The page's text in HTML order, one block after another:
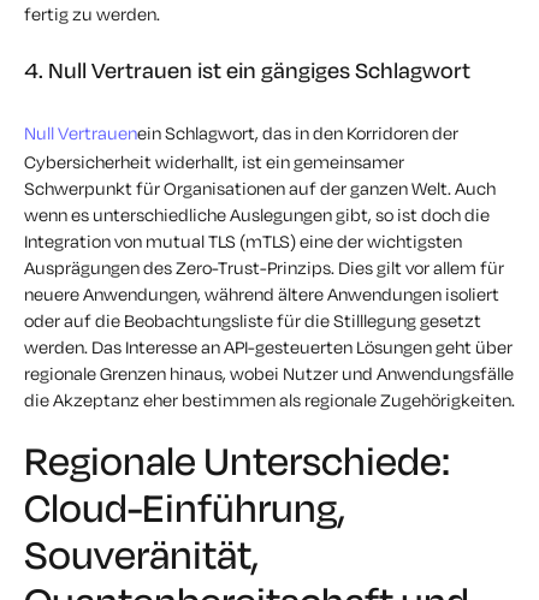
fertig zu werden.
4. Null Vertrauen ist ein gängiges Schlagwort
Null Vertrauenein Schlagwort, das in den Korridoren der
Cybersicherheit widerhallt, ist ein gemeinsamer
Schwerpunkt für Organisationen auf der ganzen Welt. Auch
wenn es unterschiedliche Auslegungen gibt, so ist doch die
Integration von mutual TLS (mTLS) eine der wichtigsten
Ausprägungen des Zero-Trust-Prinzips. Dies gilt vor allem für
neuere Anwendungen, während ältere Anwendungen isoliert
oder auf die Beobachtungsliste für die Stilllegung gesetzt
werden. Das Interesse an API-gesteuerten Lösungen geht über
regionale Grenzen hinaus, wobei Nutzer und Anwendungsfälle
die Akzeptanz eher bestimmen als regionale Zugehörigkeiten.
Regionale Unterschiede:
Cloud-Einführung,
Souveränität,